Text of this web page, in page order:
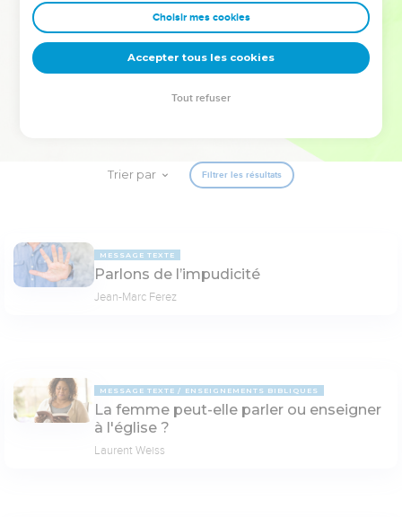
clés pour avancer avec plus de sagesse afin que leurs erreurs
deviennent vos tremplins. Que vous guidiez un ministère, une
équipe, un groupe ou une famille, leur expérience est faite
pour vous.
Trier par Filtrer les résultats
MESSAGE TEXTE
Parlons de l’impudicité
Jean-Marc Ferez
MESSAGE TEXTE ENSEIGNEMENTS BIBLIQUES
La femme peut-elle parler ou enseigner
à l'église ?
Laurent Weiss
Choisir mes cookies
Accepter tous les cookies
Tout refuser